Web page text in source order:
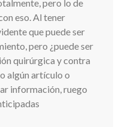
pero lo de
eso. Al tener
que puede ser
pero ¿puede ser
quirúrgica y contra
algún artículo o
información, ruego